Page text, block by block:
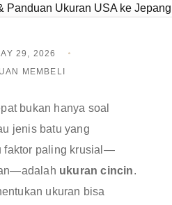
Panduan Ukuran USA ke Jepang
29, 2026
MEMBELI
bukan hanya soal
jenis batu yang
faktor paling krusial—
ukuran cincin.
ukuran bisa